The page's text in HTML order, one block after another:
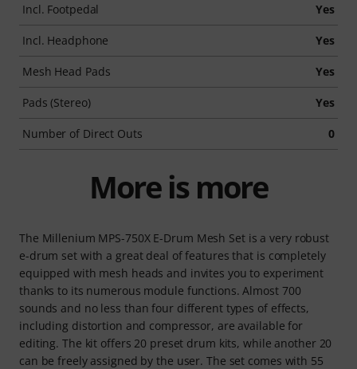
Incl. Footpedal Yes
Incl. Headphone Yes
Mesh Head Pads Yes
Pads (Stereo) Yes
Number of Direct Outs 0
More is more
The Millenium MPS-750X E-Drum Mesh Set is a very robust
e-drum set with a great deal of features that is completely
equipped with mesh heads and invites you to experiment
thanks to its numerous module functions. Almost 700
sounds and no less than four different types of effects,
including distortion and compressor, are available for
editing. The kit offers 20 preset drum kits, while another 20
can be freely assigned by the user. The set comes with 55